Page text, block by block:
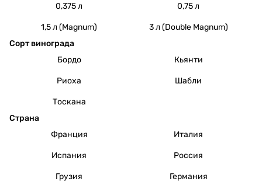
0,375 л
0,75 л
1,5 л (Magnum)
3 л (Double Magnum)
Сорт винограда
Бордо
Кьянти
Риоха Шабли
Тоскана
Страна
Франция
Италия
Испания Россия
Грузия
Германия